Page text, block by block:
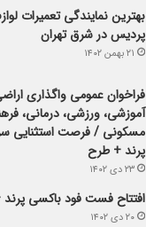
بهترین نمایندگی تعمیرات
پردیس در شرق تهران
۲۱ بهمن ۱۴۰۲
فراخوان عمومی واگذاری
آموزشی، ورزشی، درمانی،
مسکونی / فرصت استثنایی
پرند + طرح
۲۳ دی ۱۴۰۲
افتتاح فست فود باکسی پرند
۲۰ دی ۱۴۰۲